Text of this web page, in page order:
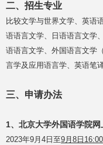
二、招生专业
比较文学与世界文学、英语
语语言文学、日语语言文学
语语言文学、外国语言文学
言学及应用语言学、英语笔
三、申请办法
1、北京大学外国语学院网
2023年9月4日至9月8日16:00